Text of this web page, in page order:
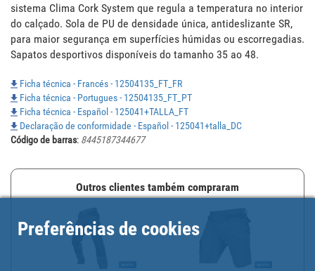
sistema Clima Cork System que regula a temperatura no interior
do calçado. Sola de PU de densidade única, antideslizante SR,
para maior segurança em superfícies húmidas ou escorregadias.
Sapatos desportivos disponíveis do tamanho 35 ao 48.
Ficha técnica - Francés - 12504135_FT_FR
Ficha técnica - Portugues - 12504135_FT_PT
Ficha técnica - Español - 125041+TALLA_FT
Declaração de conformidade - Español - 125041+talla_DC
Código de barras: 8445187344677
Outros clientes também compraram
Preferências de cookies